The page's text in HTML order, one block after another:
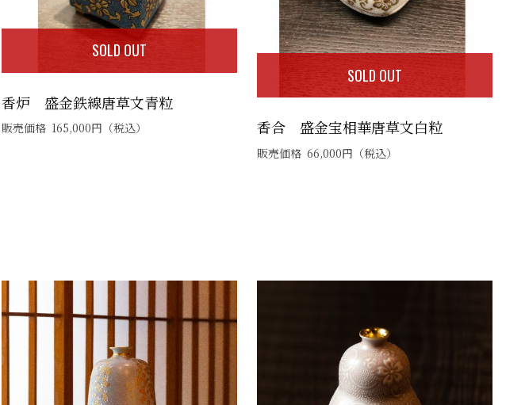
SOLD OUT
香炉 盛金鉄線唐草文青粒
販売価格 165,000円 （税込）
SOLD OUT
香合 盛金宝相華唐草文白粒
販売価格 66,000円 （税込）